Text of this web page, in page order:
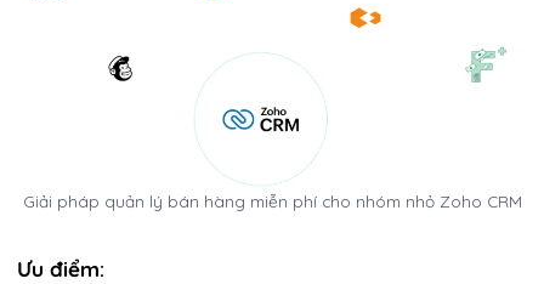
Giải pháp quản lý bán hàng miễn phí cho nhóm nhỏ Zoho CRM
Ưu điểm: